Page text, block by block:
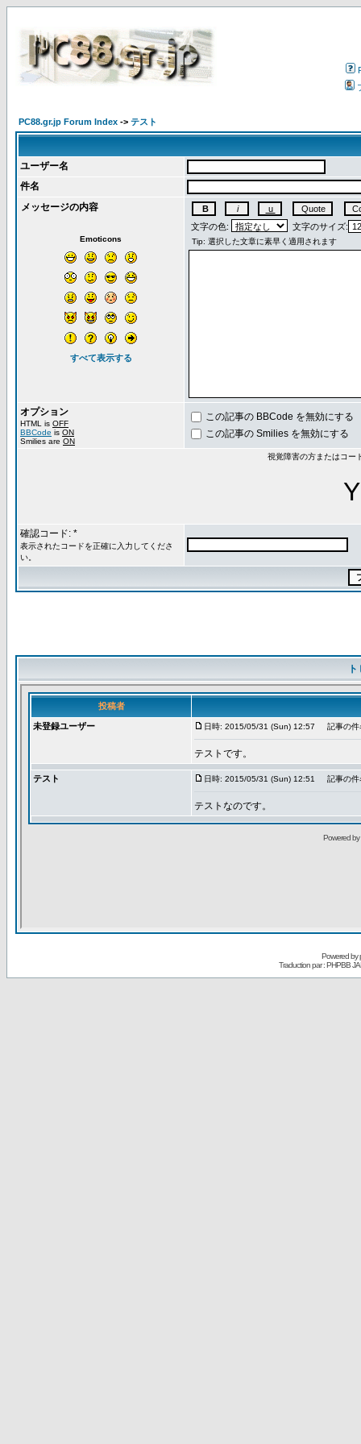
PC88.gr.jp Forum Index -> テスト
ユーザー名
件名
メッセージの内容
Emoticons
すべて表示する
文字の色: 文字のサイズ:
オプション
HTML is OFF
BBCode is ON
Smilies are ON
この記事の BBCode を無効にする
この記事の Smilies を無効にする
視覚障害の方またはコー
確認コード: *
表示されたコードを正確に入力してくださ
い。
Powered by
Traduction par : PHPBB